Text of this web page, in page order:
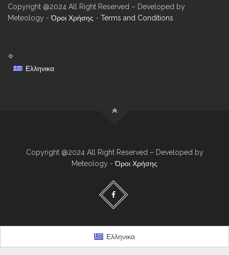
Copyright @2024 All Right Reserved – Developed by
Meteology -Όροι Χρήσης - Terms and Conditions
Ελληνικα
Copyright @2024 All Right Reserved – Developed by
Meteology -Όροι Χρήσης
Ελληνικα